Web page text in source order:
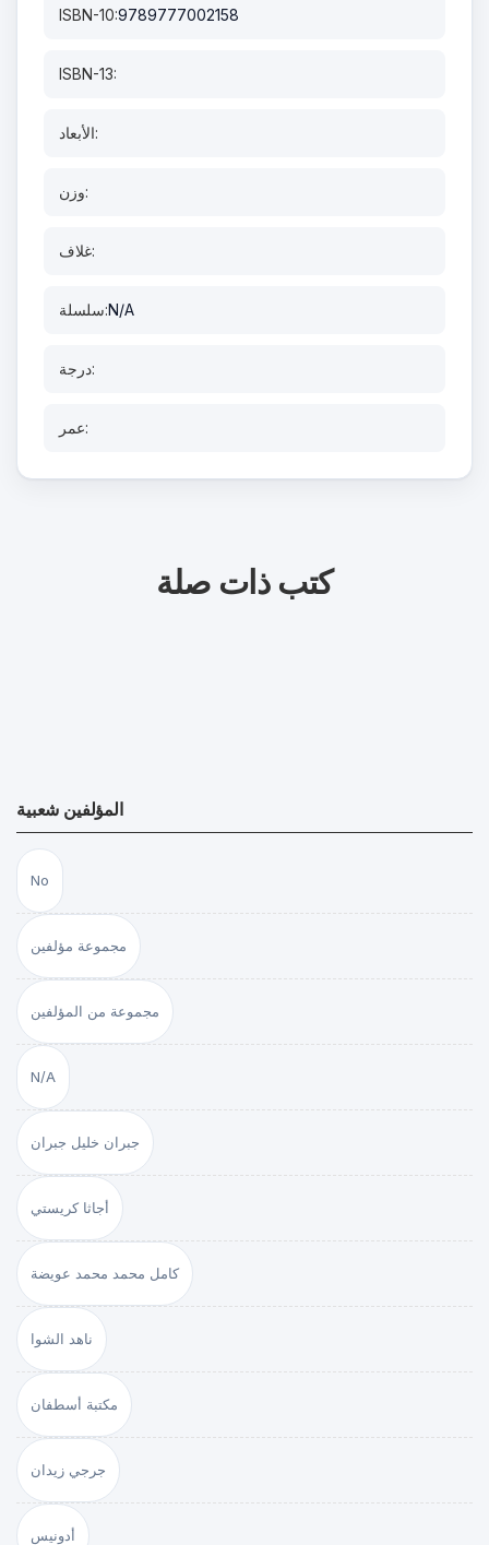
ISBN-10:9789777002158
ISBN-13:
الأبعاد:
وزن:
غلاف:
سلسلة:N/A
درجة:
عمر:
كتب ذات صلة
المؤلفين شعبية
No
مجموعة مؤلفين
مجموعة من المؤلفين
N/A
جبران خليل جبران
أجاثا كريستي
كامل محمد محمد عويضة
ناهد الشوا
مكتبة أسطفان
جرجي زيدان
أدونيس